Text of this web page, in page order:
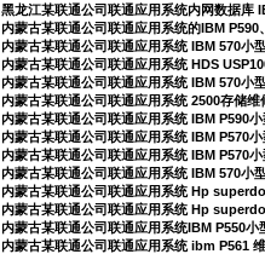
黑龙江某联通公司联通应用系统内网数据库
内蒙古某联通公司联通应用系统的IBM
内蒙古某联通公司联通应用系统 IBM 570小
内蒙古某联通公司联通应用系统 HDS
内蒙古某联通公司联通应用系统 IBM 570小
内蒙古某联通公司联通应用系统 2500存储维
内蒙古某联通公司联通应用系统 IBM P590
内蒙古某联通公司联通应用系统 IBM P570
内蒙古某联通公司联通应用系统 IBM P570
内蒙古某联通公司联通应用系统 IBM 570小
内蒙古某联通公司联通应用系统 Hp
内蒙古某联通公司联通应用系统 Hp
内蒙古某联通公司联通应用系统IBM P550小
内蒙古某联通公司联通应用系统 ibm P561